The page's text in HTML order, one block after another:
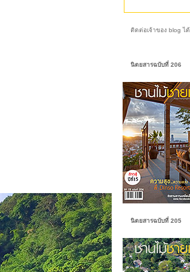
ติดต่อเจ้าข
นิตยสารฉบับที่ 206
นิตยสารฉบับที่ 205